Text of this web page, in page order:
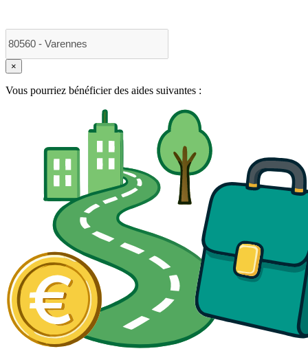
×
Vous pourriez bénéficier des aides suivantes :